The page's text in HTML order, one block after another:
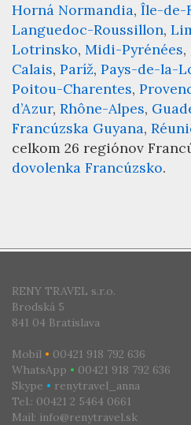
Horná Normandia Île-de-
Languedoc-Roussillon
Lotrinsko Midi-Pyrénées
Calais Paríž Pays-de-la-
Poitou-Charentes
d’Azur Rhône-Alpes
Francúzska Guyana
celkom 26 regiónov
dovolenka Francúzsko.
RENY TRAVEL s.r.o.
Brodská 5
841 04 Bratislava
Mobil • 00421 918 792 636
WhatsApp • 00421 918 792 636
Skype • renytravel_anna
Tel.: 00421 2 5464 0661
Mail: info@renytravel.sk